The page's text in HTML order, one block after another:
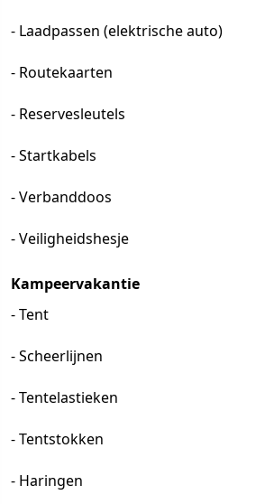
- Laadpassen (elektrische auto)
- Routekaarten
- Reservesleutels
- Startkabels
- Verbanddoos
- Veiligheidshesje
Kampeervakantie
- Tent
- Scheerlijnen
- Tentelastieken
- Tentstokken
- Haringen